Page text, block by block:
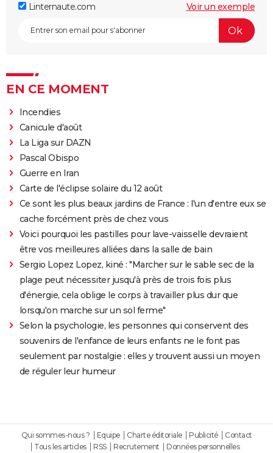
Linternaute.com Voir un exemple
EN CE MOMENT
Incendies
Canicule d'août
La Liga sur DAZN
Pascal Obispo
Guerre en Iran
Carte de l'éclipse solaire du 12 août
Ce sont les plus beaux jardins de France : l'un d'entre eux se
cache forcément près de chez vous
Voici pourquoi les pastilles pour lave-vaisselle devraient
être vos meilleures alliées dans la salle de bain
Sergio Lopez Lopez, kiné : "Marcher sur le sable sec de la
plage peut nécessiter jusqu'à près de trois fois plus
d'énergie, cela oblige le corps à travailler plus dur que
lorsqu'on marche sur un sol ferme"
Selon la psychologie, les personnes qui conservent des
souvenirs de l'enfance de leurs enfants ne le font pas
seulement par nostalgie : elles y trouvent aussi un moyen
de réguler leur humeur
Qui sommes-nous ? Equipe Charte éditoriale Publicité
Contact
Tous les articles
RSS Recrutement Données personnelles